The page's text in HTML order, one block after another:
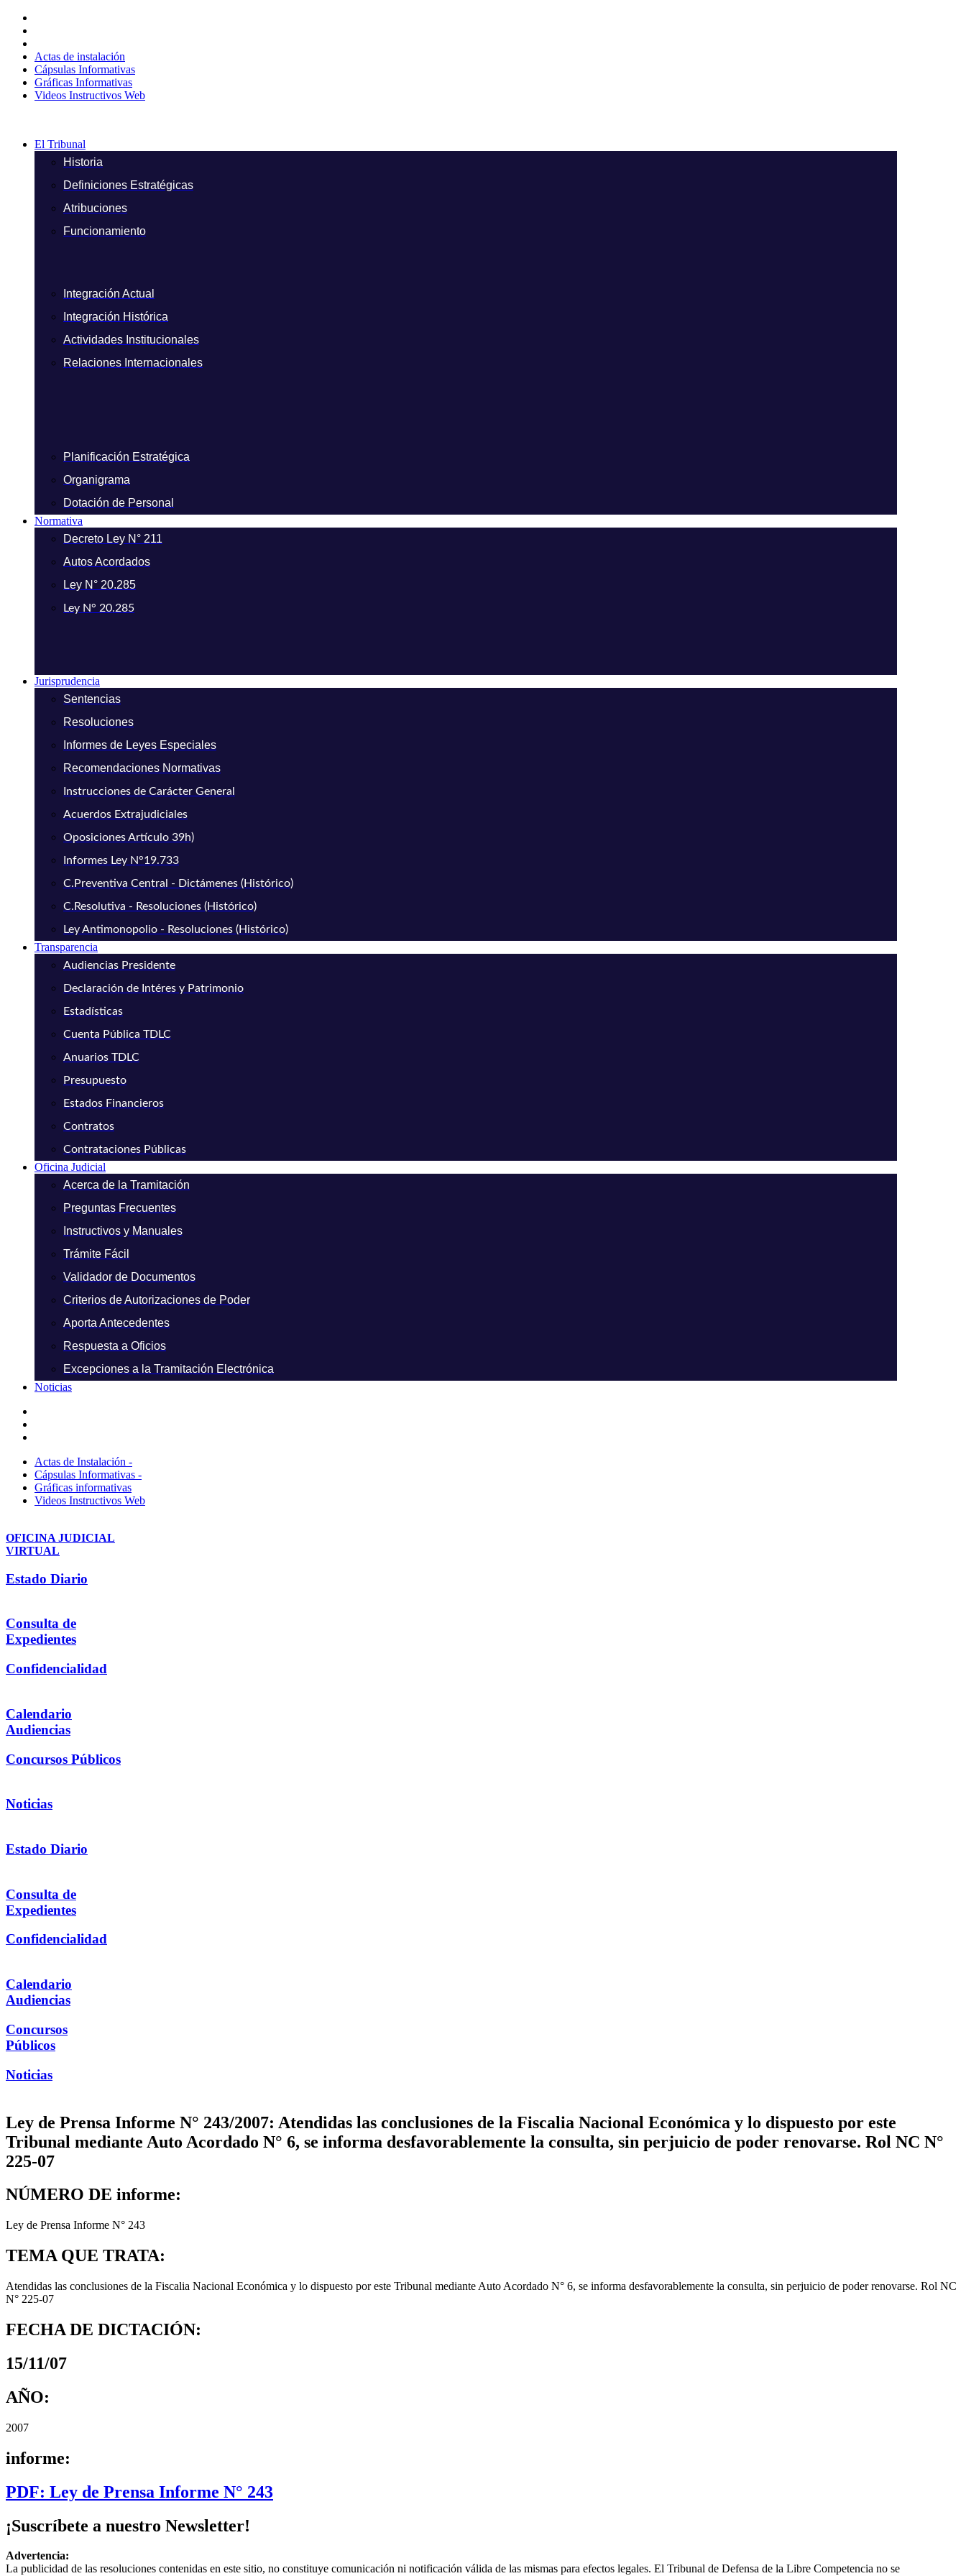
contenido
Actas de instalación
Cápsulas Informativas
Gráficas Informativas
Videos Instructivos Web
El Tribunal
Historia
Definiciones Estratégicas
Atribuciones
Funcionamiento
Integración Actual
Integración Histórica
Actividades Institucionales
Relaciones Internacionales
Planificación Estratégica
Organigrama
Dotación de Personal
Normativa
Decreto Ley N° 211
Autos Acordados
Ley N° 20.285
Ley N° 20.285
Jurisprudencia
Sentencias
Resoluciones
Informes de Leyes Especiales
Recomendaciones Normativas
Instrucciones de Carácter General
Acuerdos Extrajudiciales
Oposiciones Artículo 39h)
Informes Ley N°19.733
C.Preventiva Central - Dictámenes (Histórico)
C.Resolutiva - Resoluciones (Histórico)
Ley Antimonopolio - Resoluciones (Histórico)
Transparencia
Audiencias Presidente
Declaración de Intéres y Patrimonio
Estadísticas
Cuenta Pública TDLC
Anuarios TDLC
Presupuesto
Estados Financieros
Contratos
Contrataciones Públicas
Oficina Judicial
Acerca de la Tramitación
Preguntas Frecuentes
Instructivos y Manuales
Trámite Fácil
Validador de Documentos
Criterios de Autorizaciones de Poder
Aporta Antecedentes
Respuesta a Oficios
Excepciones a la Tramitación Electrónica
Noticias
Actas de Instalación -
Cápsulas Informativas -
Gráficas informativas
Videos Instructivos Web
OFICINA JUDICIAL
VIRTUAL
Estado Diario
Consulta de
Expedientes
Confidencialidad
Calendario
Audiencias
Concursos Públicos
Noticias
Estado Diario
Consulta de
Expedientes
Confidencialidad
Calendario
Audiencias
Concursos
Públicos
Noticias
Ley de Prensa Informe N° 243/2007: Atendidas las conclusiones de la Fiscalia Nacional Económica y lo dispuesto por este
Tribunal mediante Auto Acordado N° 6, se informa desfavorablemente la consulta, sin perjuicio de poder renovarse. Rol NC N°
225-07
NÚMERO DE informe:
Ley de Prensa Informe N° 243
TEMA QUE TRATA:
Atendidas las conclusiones de la Fiscalia Nacional Económica y lo dispuesto por este Tribunal mediante Auto Acordado N° 6, se informa desfavorablemente la consulta, sin perjuicio de poder renovarse. Rol NC
N° 225-07
FECHA DE DICTACIÓN:
15/11/07
AÑO:
2007
informe:
PDF: Ley de Prensa Informe N° 243
¡Suscríbete a nuestro Newsletter!
Advertencia:
La publicidad de las resoluciones contenidas en este sitio, no constituye comunicación ni notificación válida de las mismas para efectos legales. El Tribunal de Defensa de la Libre Competencia no se